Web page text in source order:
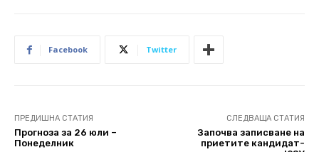
Facebook Twitter
ПРЕДИШНА СТАТИЯ
Прогноза за 26 юли –
Понеделник
СЛЕДВАЩА СТАТИЯ
Започва записване на
приетите кандидат-